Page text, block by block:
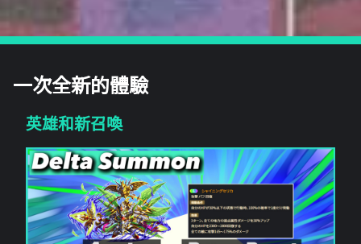
一次全新的體驗
英雄和新召喚